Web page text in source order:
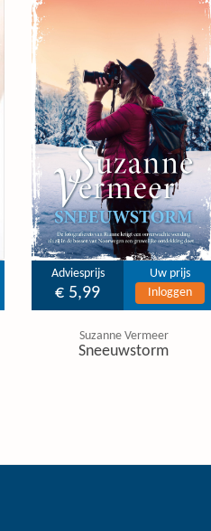
Adviesprijs
€ 5,99
Uw prijs
Inloggen
Suzanne Vermeer
Sneeuwstorm